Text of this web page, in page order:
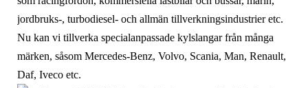
jordbruks-, turbodiesel- och allmän tillverkningsindustrier etc.
Nu kan vi tillverka specialanpassade kylslangar från många
märken, såsom Mercedes-Benz, Volvo, Scania, Man, Renault,
Daf, Iveco etc.